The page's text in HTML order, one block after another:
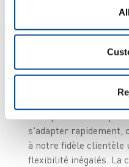
clientèle, qui fait notre
module click & collect
les commandes, en
client reçoive les
les délais, un point
actuel de la vente en
s'adapter rapidement,
à notre fidèle clientèle
flexibilité inégalés. La